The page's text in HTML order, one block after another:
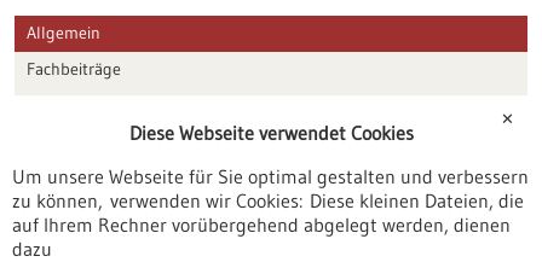
Allgemein
Fachbeiträge
Veranstaltungen
Erscheinungsdatum
✕
Diese Webseite verwendet Cookies
Um unsere Webseite für Sie optimal gestalten und verbessern
zu können, verwenden wir Cookies: Diese kleinen Dateien, die
auf Ihrem Rechner vorübergehend abgelegt werden, dienen
dazu